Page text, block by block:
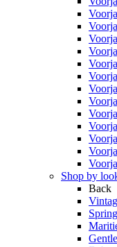
Shop by
Back
Spring